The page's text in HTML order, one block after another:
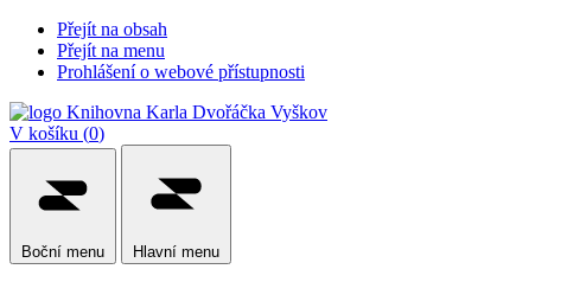
Přejít na obsah
Přejít na menu
Prohlášení o webové přístupnosti
V košíku (0)
Boční menu Hlavní menu